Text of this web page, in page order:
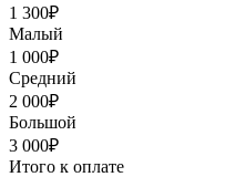
1 300₽
Малый
1 000₽
Средний
2 000₽
Большой
3 000₽
Итого к оплате